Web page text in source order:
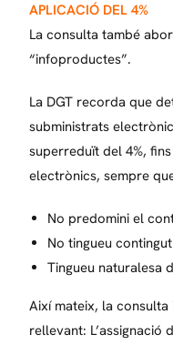
APLICACIÓ DEL 4%
La consulta també
“infoproductes”.
La DGT recorda que
subministrats
superreduït del 4%,
electrònics, sempre
No predomini el
No tingueu
Tingueu naturalesa
Així mateix, la
rellevant: L’assignació